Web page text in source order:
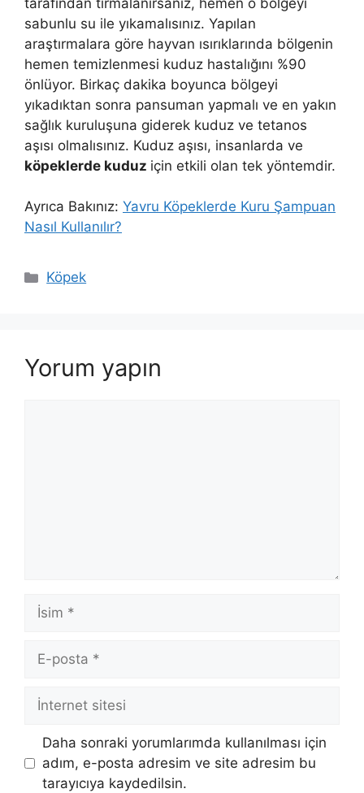
sabunlu su ile yıkamalısınız. Yapılan
araştırmalara göre hayvan ısırıklarında bölgenin
hemen temizlenmesi kuduz hastalığını %90
önlüyor. Birkaç dakika boyunca bölgeyi
yıkadıktan sonra pansuman yapmalı ve en yakın
sağlık kuruluşuna giderek kuduz ve tetanos
aşısı olmalısınız. Kuduz aşısı, insanlarda ve
köpeklerde kuduz için etkili olan tek yöntemdir.
Ayrıca Bakınız: Yavru Köpeklerde Kuru Şampuan
Nasıl Kullanılır?
Kategoriler
Köpek
Yorum yapın
İsim
posta
İnternet
Daha sonraki yorumlarımda kullanılması için
adım, e-posta adresim ve site adresim bu
tarayıcıya kaydedilsin.